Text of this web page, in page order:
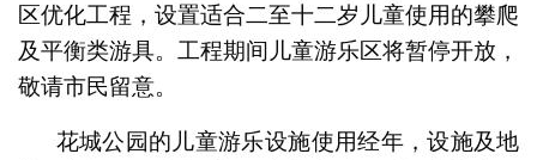
区优化工程，设置适合二至十二岁儿童使用的攀爬
及平衡类游具。工程期间儿童游乐区将暂停开放，
敬请市民留意。
花城公园的儿童游乐设施使用经年，设施及地